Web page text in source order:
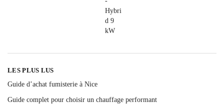
LES PLUS LUS
Guide d’achat fumisterie à Nice
Guide complet pour choisir un chauffage performant